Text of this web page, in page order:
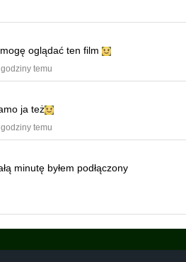
oglądać ten film
godziny temu
ja też
godziny temu
minutę byłem podłączony